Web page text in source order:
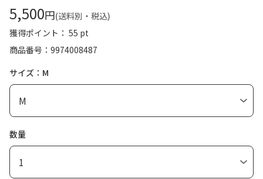
5,500円(送料別・税込)
獲得ポイント： 55 pt
商品番号
9974008487
サイズ：M
数量
1